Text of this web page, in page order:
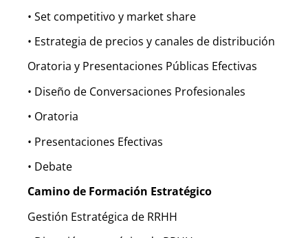
• Set competitivo y market share
• Estrategia de precios y canales de distribución
Oratoria y Presentaciones Públicas Efectivas
• Diseño de Conversaciones Profesionales
• Oratoria
• Presentaciones Efectivas
• Debate
Camino de Formación Estratégico
Gestión Estratégica de RRHH